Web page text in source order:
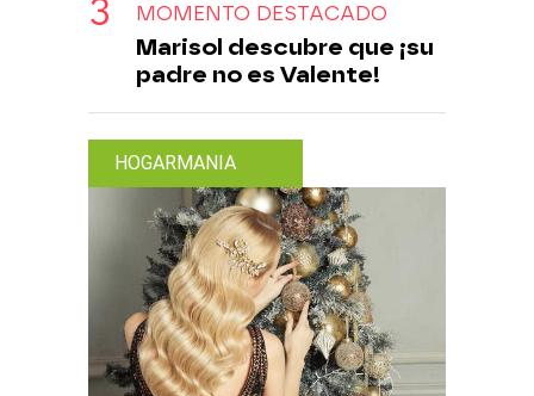
MOMENTO DESTACADO
Marisol descubre que ¡su
padre no es Valente!
HOGARMANIA